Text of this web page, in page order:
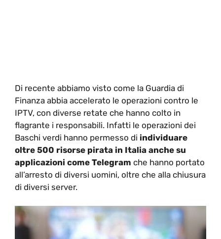
Di recente abbiamo visto come la Guardia di
Finanza abbia accelerato le operazioni contro le
IPTV, con diverse retate che hanno colto in
flagrante i responsabili. Infatti le operazioni dei
Baschi verdi hanno permesso di individuare
oltre 500 risorse pirata in Italia anche su
applicazioni come Telegram che hanno portato
all’arresto di diversi uomini, oltre che alla chiusura
di diversi server.